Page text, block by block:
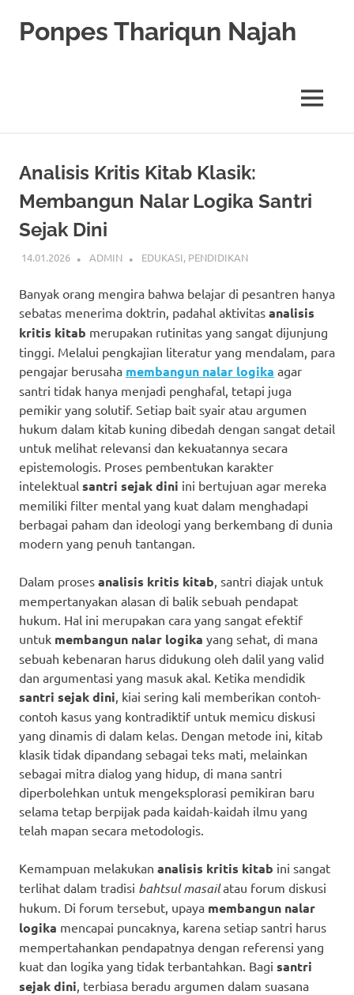
Ponpes Thariqun Najah
MENU
Analisis Kritis Kitab Klasik:
Membangun Nalar Logika Santri
Sejak Dini
14.01.2026 ADMIN EDUKASI, PENDIDIKAN
Banyak orang mengira bahwa belajar di pesantren hanya
sebatas menerima doktrin, padahal aktivitas analisis
kritis kitab merupakan rutinitas yang sangat dijunjung
tinggi. Melalui pengkajian literatur yang mendalam, para
pengajar berusaha membangun nalar logika agar
santri tidak hanya menjadi penghafal, tetapi juga
pemikir yang solutif. Setiap bait syair atau argumen
hukum dalam kitab kuning dibedah dengan sangat detail
untuk melihat relevansi dan kekuatannya secara
epistemologis. Proses pembentukan karakter
intelektual santri sejak dini ini bertujuan agar mereka
memiliki filter mental yang kuat dalam menghadapi
berbagai paham dan ideologi yang berkembang di dunia
modern yang penuh tantangan.
Dalam proses analisis kritis kitab , santri diajak untuk
mempertanyakan alasan di balik sebuah pendapat
hukum. Hal ini merupakan cara yang sangat efektif
untuk membangun nalar logika yang sehat, di mana
sebuah kebenaran harus didukung oleh dalil yang valid
dan argumentasi yang masuk akal. Ketika mendidik
santri sejak dini , kiai sering kali memberikan contoh-
contoh kasus yang kontradiktif untuk memicu diskusi
yang dinamis di dalam kelas. Dengan metode ini, kitab
klasik tidak dipandang sebagai teks mati, melainkan
sebagai mitra dialog yang hidup, di mana santri
diperbolehkan untuk mengeksplorasi pemikiran baru
selama tetap berpijak pada kaidah-kaidah ilmu yang
telah mapan secara metodologis.
Kemampuan melakukan analisis kritis kitab ini sangat
terlihat dalam tradisi bahtsul masailatau forum diskusi
hukum. Di forum tersebut, upaya membangun nalar
logika mencapai puncaknya, karena setiap santri harus
mempertahankan pendapatnya dengan referensi yang
kuat dan logika yang tidak terbantahkan. Bagi santri
sejak dini , terbiasa beradu argumen dalam suasana